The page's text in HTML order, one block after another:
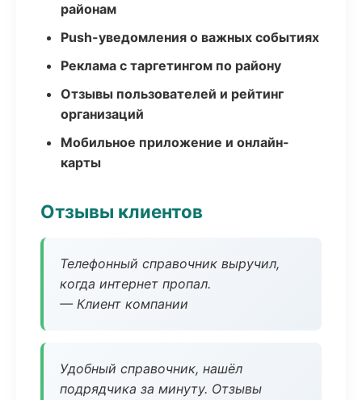
районам
Push-уведомления о важных событиях
Реклама с таргетингом по району
Отзывы пользователей и рейтинг
организаций
Мобильное приложение и онлайн-
карты
Отзывы клиентов
Телефонный справочник выручил,
когда интернет пропал.
— Клиент компании
Удобный справочник, нашёл
подрядчика за минуту. Отзывы